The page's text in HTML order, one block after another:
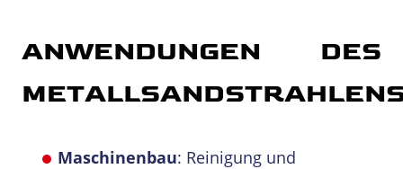
ANWENDUNGEN DES
Maschinenbau: Reinigung und